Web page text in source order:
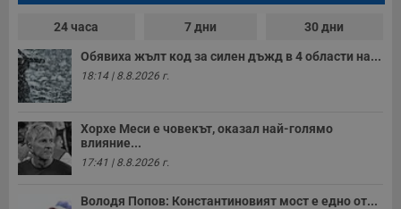
24 часа 7 дни 30 дни
Обявиха жълт код за силен дъжд в 4 области на...
18:14 | 8.8.2026 г.
Хорхе Меси е човекът, оказал най-голямо
влияние...
17:41 | 8.8.2026 г.
Володя Попов: Константиновият мост е едно от...